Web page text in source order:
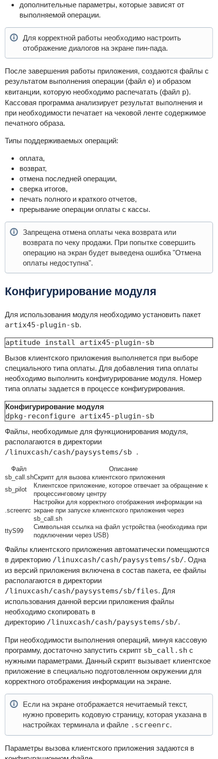
дополнительные параметры, которые зависят от
выполняемой операции.
Для корректной работы необходимо настроить
отображение диалогов на экране пин-пада.
После завершения работы приложения, создаются файлы с
результатом выполнения операции (файл e) и образом
квитанции, которую необходимо распечатать (файл p).
Кассовая программа анализирует результат выполнения и
при необходимости печатает на чековой ленте содержимое
печатного образа.
Типы поддерживаемых операций:
оплата,
возврат,
отмена последней операции,
сверка итогов,
печать полного и краткого отчетов,
прерывание операции оплаты с кассы.
Запрещена отмена оплаты чека возврата или
возврата по чеку продажи. При попытке совершить
операцию на экран будет выведенаошибка "Отмена
оплаты недоступна".
Конфигурирование модуля
Для использования модуля необходимо установить пакет
artix45-plugin-sb.
aptitude install artix45-plugin-sb
Вызов клиентского приложения выполняется при выборе
специального типа оплаты. Для добавления типа оплаты
необходимо выполнить конфигурирование модуля. Номер
типа оплаты задается в процессе конфигурирования.
Конфигурирование модуля
dpkg-reconfigure artix45-plugin-sb
Файлы, необходимые для функционирования модуля,
располагаются в директории
/linuxcash/cash/paysystems/sb .
Файл
Описание
sb_call.shСкрипт для вызова клиентского приложения
sb_pilot
Клиентское приложение, которое отвечает за обращение к
процессинговому центру
.screenrc
Настройки для корректного отображения информации на
экране при запуске клиентского приложения через
sb_call.sh
ttyS99
Символьная ссылка на файл устройства (необходима при
подключении через USB)
Файлы клиентского приложения автоматически помещаются
в директорию /linuxcash/cash/paysystems/sb/. Одна
из версий приложения включена в состав пакета, ее файлы
располагаются в директории
/linuxcash/cash/paysystems/sb/files. Для
использования данной версии приложения файлы
необходимо скопировать в
директорию /linuxcash/cash/paysystems/sb/.
При необходимости выполнения операций, минуя кассовую
программу, достаточно запустить скрипт sb_call.sh с
нужными параметрами. Данный скрипт вызывает клиентское
приложение в специально подготовленном окружении для
корректного отображения информации на экране.
Если на экране отображается нечитаемый текст,
нужно проверить кодовую страницу, которая указана в
настройках терминала и файле .screenrc.
Параметры вызова клиентского приложения задаются в